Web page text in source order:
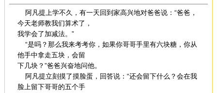
阿凡提上学不久，有一天回到家高兴地对爸爸说：“爸爸，
今天老师教我们算术了，
我学会了加减法。”
“是吗？那么我来考考你，如果你哥哥手里有六块糖，你从
他手中拿走五块，会留
下几块？”爸爸兴奋地问他。
阿凡提立刻摸了摸脸蛋，回答说：“还会留下什么？会在我
脸上留下哥哥的五个手